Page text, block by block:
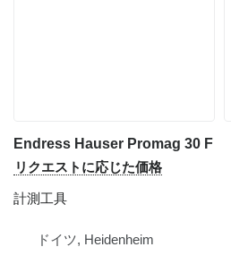
Endress Hauser Promag 30 F
リクエストに応じた価格
計測工具
ドイツ, Heidenheim